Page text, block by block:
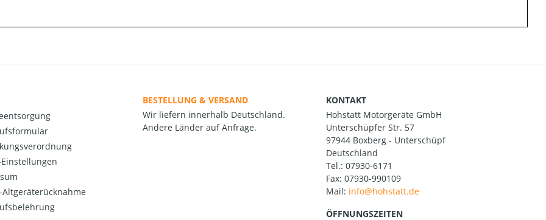
Einstellungen
Altgeräterücknahme
BESTELLUNG & VERSAND
Wir liefern innerhalb Deutschland.
Andere Länder auf Anfrage.
KONTAKT
Hohstatt Motorgeräte GmbH
Unterschüpfer Str. 57
97944 Boxberg - Unterschüpf
Deutschland
Tel.: 07930-6171
Fax: 07930-990109
Mail:
ÖFFNUNGSZEITEN